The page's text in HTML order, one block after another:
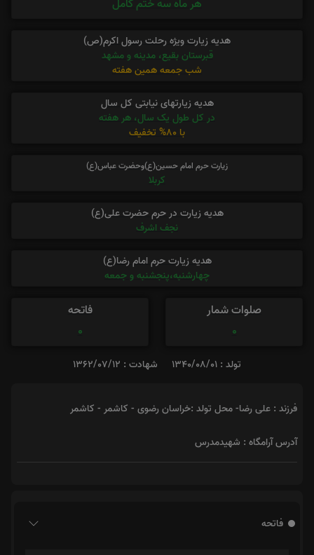
هر ماه سه ختم کامل
هدیه زیارت ویژه رحلت رسول اکرم(ص)
قبرستان بقیع، مدینه و مشهد
شب جمعه همین هفته
هدیه زیارتهای نیابتی کل سال
در کل طول یک سال، هر هفته
با 80% تخفیف
زیارت حرم امام حسین(ع)وحضرت عباس(ع)
کربلا
هدیه زیارت در حرم حضرت علی(ع)
نجف اشرف
هدیه زیارت حرم امام رضا(ع)
چهارشنبه،پنجشنبه و جمعه
صلوات شمار
0
فاتحه
0
تولد : 1340/08/01 شهادت : 1362/07/12
فرزند : علی رضا- محل تولد :خراسان رضوی - کاشمر - کاشمر
آدرس آرامگاه : شهیدمدرس
فاتحه